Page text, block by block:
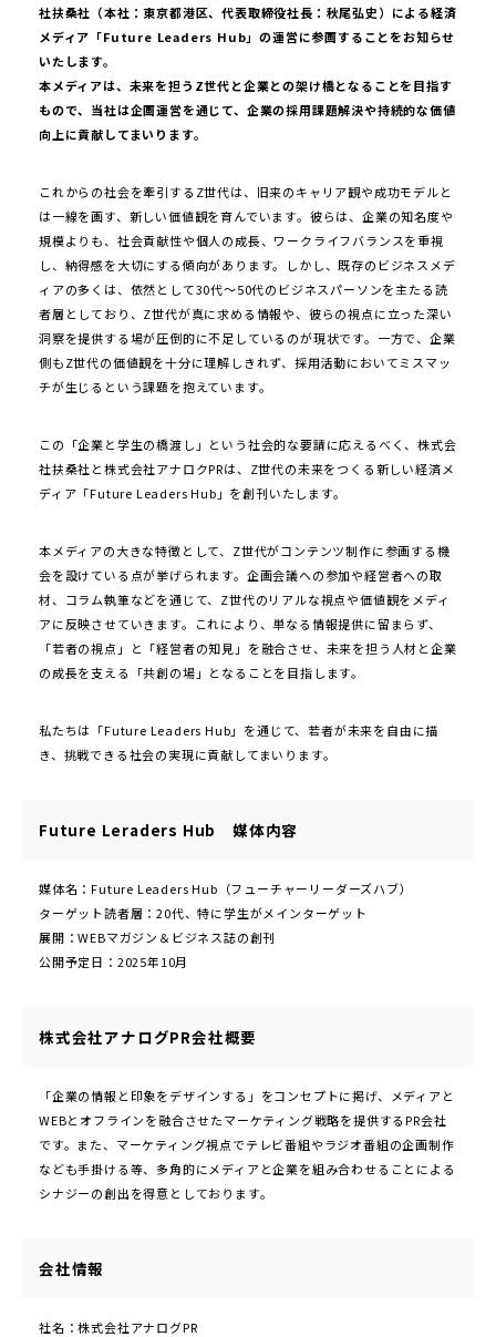
社扶桑社（本社：東京都港区、代表取締役社長：秋尾弘史）による経済
メディア「Future Leaders Hub」の運営に参画することをお知らせ
いたします。
本メディアは、未来を担うZ世代と企業との架け橋となることを目指す
もので、当社は企画運営を通じて、企業の採用課題解決や持続的な価値
向上に貢献してまいります。
これからの社会を牽引するZ世代は、旧来のキャリア観や成功モデルと
は一線を画す、新しい価値観を育んでいます。彼らは、企業の知名度や
規模よりも、社会貢献性や個人の成長、ワークライフバランスを重視
し、納得感を大切にする傾向があります。しかし、既存のビジネスメデ
ィアの多くは、依然として30代〜50代のビジネスパーソンを主たる読
者層としており、Z世代が真に求める情報や、彼らの視点に立った深い
洞察を提供する場が圧倒的に不足しているのが現状です。一方で、企業
側もZ世代の価値観を十分に理解しきれず、採用活動においてミスマッ
チが生じるという課題を抱えています。
この「企業と学生の橋渡し」という社会的な要請に応えるべく、株式会
社扶桑社と株式会社アナロクPRは、Z世代の未来をつくる新しい経済メ
ディア「Future Leaders Hub」を創刊いたします。
本メディアの大きな特徴として、Z世代がコンテンツ制作に参画する機
会を設けている点が挙げられます。企画会議への参加や経営者への取
材、コラム執筆などを通じて、Z世代のリアルな視点や価値観をメディ
アに反映させていきます。これにより、単なる情報提供に留まらず、
「若者の視点」と「経営者の知見」を融合させ、未来を担う人材と企業
の成長を支える「共創の場」となることを目指します。
私たちは「Future Leaders Hub」を通じて、若者が未来を自由に描
き、挑戦できる社会の実現に貢献してまいります。
Future Leraders Hub 媒体内容
媒体名：Future Leaders Hub（フューチャーリーダーズハブ）
ターゲット読者層：20代、特に学生がメインターゲット
展開：WEBマガジン＆ビジネス誌の創刊
公開予定日：2025年10月
株式会社アナログPR会社概要
「企業の情報と印象をデザインする」をコンセプトに掲げ、メディアと
WEBとオフラインを融合させたマーケティング戦略を提供するPR会社
です。また、マーケティング視点でテレビ番組やラジオ番組の企画制作
なども⼿掛ける等、多⾓的にメディアと企業を組み合わせることによる
シナジーの創出を得意としております。
会社情報
社名：株式会社アナログPR